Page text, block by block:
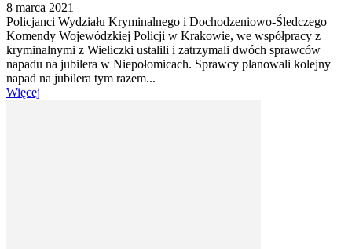
8 marca 2021
Policjanci Wydziału Kryminalnego i Dochodzeniowo-Śledczego
Komendy Wojewódzkiej Policji w Krakowie, we współpracy z
kryminalnymi z Wieliczki ustalili i zatrzymali dwóch sprawców
napadu na jubilera w Niepołomicach. Sprawcy planowali kolejny
napad na jubilera tym razem...
Więcej